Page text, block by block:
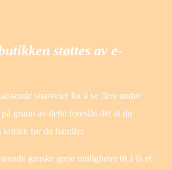
støttes av e-
snarveier for å se flere andre
grunn av dette foreslås det at du
kritikk før du handler.
ganske greie muligheter til å få et